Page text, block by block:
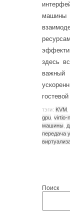
здесь
тэги: KVM
gpu virtio-
машины
передача
Поиск